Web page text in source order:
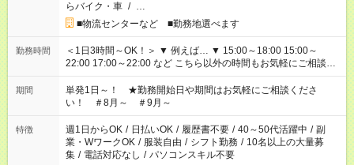
らバイク・車 / …
■物流センターなど ■勤務地選べます
勤務時間
＜1日3時間～OK！＞ ▼ 例えば… ▼ 15:00～18:00 15:00～
22:00 17:00～22:00 など こちら以外の時間もお気軽にご相談く
ださい！
期間
単発1日～！ ★勤務開始日や期間はお気軽にご相談くださ
い！ ＃8月～ ＃9月～
特徴 週1日からOK / 日払いOK / 履歴書不要 / 40～50代活躍中 / 副
業・WワークOK / 服装自由 / シフト勤務 / 10名以上の大量募
集 / 電話対応なし / パソコンスキル不要